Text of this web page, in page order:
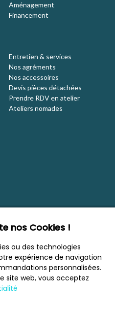
Aménagement
Financement
Entretien & services
Nos agréments
Nos accessoires
Devis pièces détachées
Prendre RDV en atelier
Ateliers nomades
nos Cookies !
ou des technologies
expérience de navigation
personnalisées.
site web, vous acceptez